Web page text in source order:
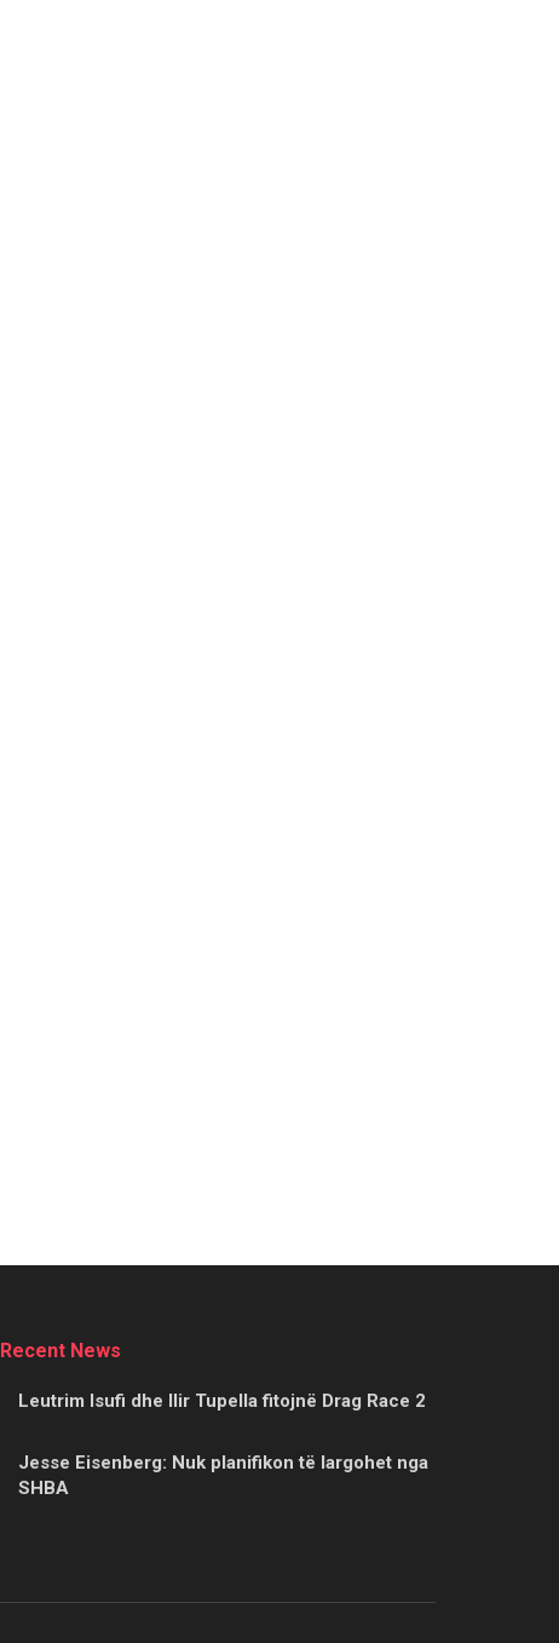
Recent News
Leutrim Isufi dhe Ilir Tupella fitojnë Drag Race 2
Jesse Eisenberg: Nuk planifikon të largohet nga
SHBA